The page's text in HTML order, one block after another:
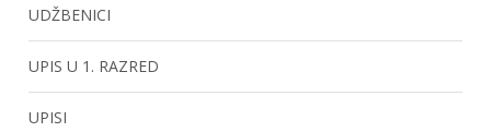
UDŽBENICI
UPIS U 1. RAZRED
UPISI